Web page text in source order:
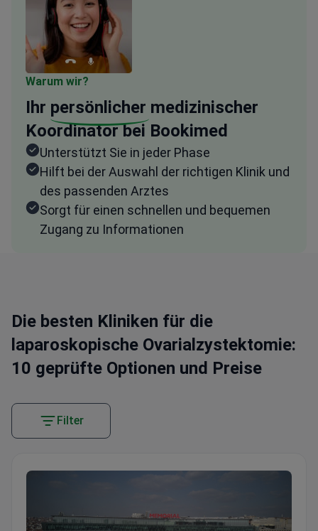
Warum wir?
Ihr persönlicher medizinischer
Koordinator bei Bookimed
Unterstützt Sie in jeder Phase
Hilft bei der Auswahl der richtigen Klinik und
des passenden Arztes
Sorgt für einen schnellen und bequemen
Zugang zu Informationen
Die besten Kliniken für die
laparoskopische Ovarialzystektomie:
10 geprüfte Optionen und Preise
Filter